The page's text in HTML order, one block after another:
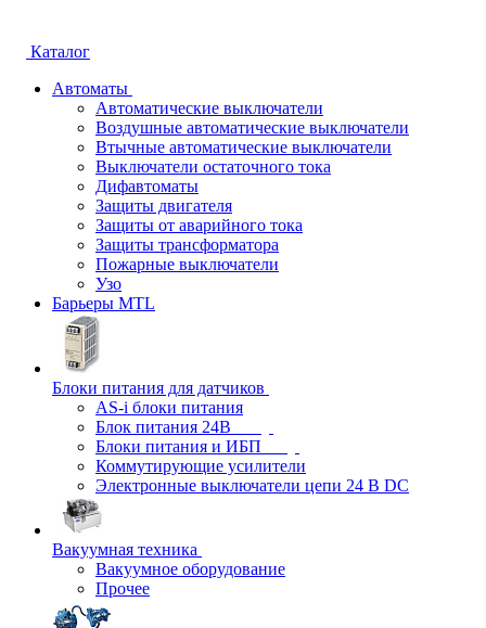
Каталог
Автоматы
Автоматические выключатели
Воздушные автоматические выключатели
Втычные автоматические выключатели
Выключатели остаточного тока
Дифавтоматы
Защиты двигателя
Защиты от аварийного тока
Защиты трансформатора
Пожарные выключатели
Узо
Барьеры MTL
Блоки питания для датчиков
AS-i блоки питания
Блок питания 24В
Блоки питания и ИБП
Коммутирующие усилители
Электронные выключатели цепи 24 В DC
Вакуумная техника
Вакуумное оборудование
Прочее